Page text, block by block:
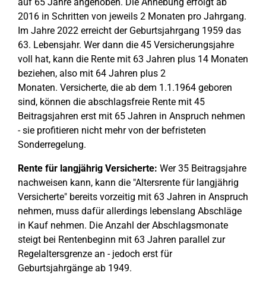
2016 in Schritten von jeweils 2 Monaten pro Jahrgang.
Im Jahre 2022 erreicht der Geburtsjahrgang 1959 das
63. Lebensjahr. Wer dann die 45 Versicherungsjahre
voll hat, kann die Rente mit 63 Jahren plus 14 Monaten
beziehen, also mit 64 Jahren plus 2
Monaten. Versicherte, die ab dem 1.1.1964 geboren
sind, können die abschlagsfreie Rente mit 45
Beitragsjahren erst mit 65 Jahren in Anspruch nehmen
- sie profitieren nicht mehr von der befristeten
Sonderregelung.
Rente für langjährig Versicherte: Wer 35 Beitragsjahre
nachweisen kann, kann die "Altersrente für langjährig
Versicherte" bereits vorzeitig mit 63 Jahren in Anspruch
nehmen, muss dafür allerdings lebenslang Abschläge
in Kauf nehmen. Die Anzahl der Abschlagsmonate
steigt bei Rentenbeginn mit 63 Jahren parallel zur
Regelaltersgrenze an - jedoch erst für
Geburtsjahrgänge ab 1949.